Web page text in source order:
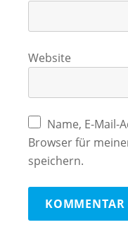
Website
Name, E-Mail-
Browser für
speichern.